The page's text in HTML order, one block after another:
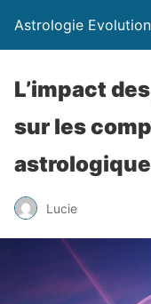
Astrologie Evolution
L’impact
sur les
Lucie